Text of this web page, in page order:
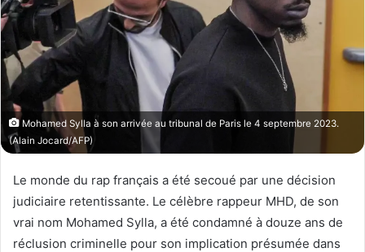
c
o
u
e
Mohamed Sylla à son arrivée au tribunal de Paris le 4 septembre 2023.
(Alain Jocard/AFP)
Le monde du rap français a été secoué par une décision
judiciaire retentissante. Le célèbre rappeur MHD, de son
vrai nom Mohamed Sylla, a été condamné à douze ans de
réclusion criminelle pour son implication présumée dans